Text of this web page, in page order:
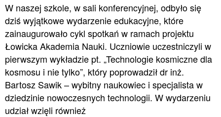
W naszej szkole, w sali konferencyjnej, odbyło się
dziś wyjątkowe wydarzenie edukacyjne, które
zainaugurowało cykl spotkań w ramach projektu
Łowicka Akademia Nauki. Uczniowie uczestniczyli w
pierwszym wykładzie pt. „Technologie kosmiczne dla
kosmosu i nie tylko”, który poprowadził dr inż.
Bartosz Sawik – wybitny naukowiec i specjalista w
dziedzinie nowoczesnych technologii. W wydarzeniu
udział wzięli również
o
technologiach
kosmicznych
w
naszej
szkole